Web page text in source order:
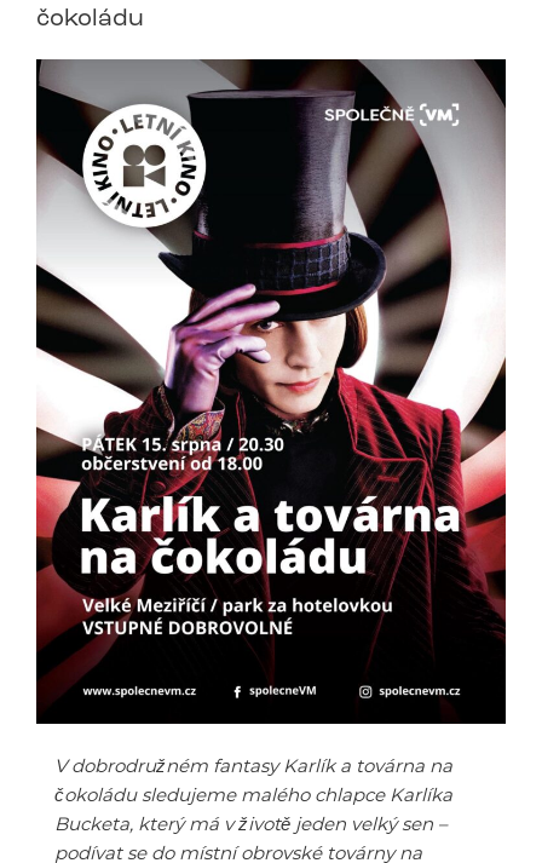
čokoládu
V dobrodružném fantasy Karlík a továrna na
čokoládu sledujeme malého chlapce Karlíka
Bucketa, který má v životě jeden velký sen –
podívat se do místní obrovské továrny na